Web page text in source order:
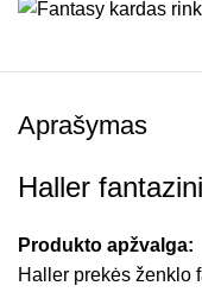
Aprašymas
Haller
Produkto apžvalga:
Haller prekės ženklo